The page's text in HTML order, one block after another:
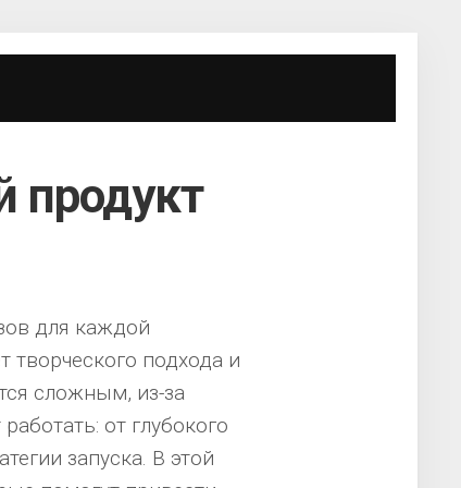
продукт
для каждой
подхода и
сложным, из-за
от глубокого
запуска. В этой